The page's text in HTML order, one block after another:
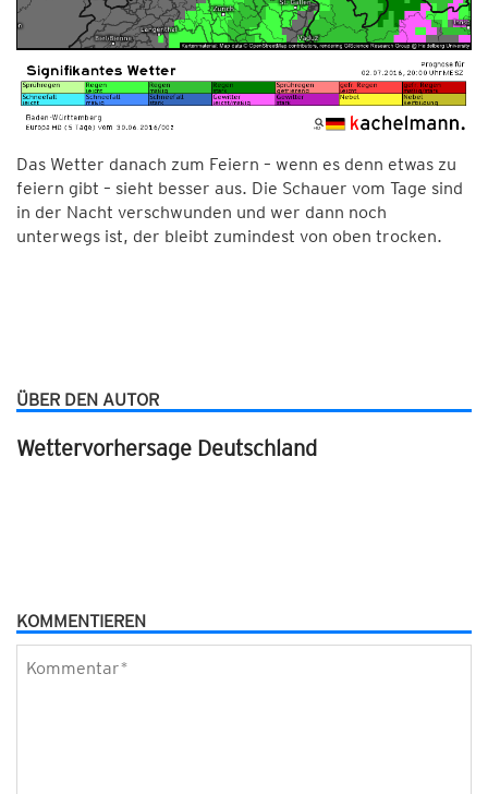
Das Wetter danach zum Feiern – wenn es denn etwas zu
feiern gibt – sieht besser aus. Die Schauer vom Tage sind
in der Nacht verschwunden und wer dann noch
unterwegs ist, der bleibt zumindest von oben trocken.
ÜBER DEN AUTOR
Wettervorhersage Deutschland
KOMMENTIEREN